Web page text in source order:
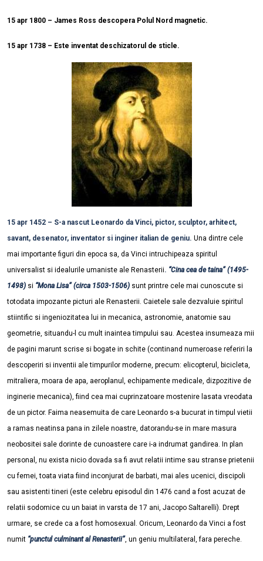
15 apr 1800 – James Ross descopera Polul Nord magnetic.
15 apr 1738 – Este inventat deschizatorul de sticle.
15 apr 1452 – S-a nascut Leonardo da Vinci, pictor, sculptor, arhitect,
savant, desenator, inventator si inginer italian de geniu. Una dintre cele
mai importante figuri din epoca sa, da Vinci intruchipeaza spiritul
universalist si idealurile umaniste ale Renasterii. “Cina cea de taina” (1495-
1498) si “Mona Lisa” (circa 1503-1506) sunt printre cele mai cunoscute si
totodata impozante picturi ale Renasterii. Caietele sale dezvaluie spiritul
stiintific si ingeniozitatea lui in mecanica, astronomie, anatomie sau
geometrie, situandu-l cu mult inaintea timpului sau. Acestea insumeaza mii
de pagini marunt scrise si bogate in schite (continand numeroase referiri la
descoperiri si inventii ale timpurilor moderne, precum: elicopterul, bicicleta,
mitraliera, moara de apa, aeroplanul, echipamente medicale, dizpozitive de
inginerie mecanica), fiind cea mai cuprinzatoare mostenire lasata vreodata
de un pictor. Faima neasemuita de care Leonardo s-a bucurat in timpul vietii
a ramas neatinsa pana in zilele noastre, datorandu-se in mare masura
neobositei sale dorinte de cunoastere care i-a indrumat gandirea. In plan
personal, nu exista nicio dovada sa fi avut relatii intime sau stranse prietenii
cu femei, toata viata fiind inconjurat de barbati, mai ales ucenici, discipoli
sau asistenti tineri (este celebru episodul din 1476 cand a fost acuzat de
relatii sodomice cu un baiat in varsta de 17 ani, Jacopo Saltarelli). Drept
urmare, se crede ca a fost homosexual. Oricum, Leonardo da Vinci a fost
numit “punctul culminant al Renasterii”, un geniu multilateral, fara pereche.